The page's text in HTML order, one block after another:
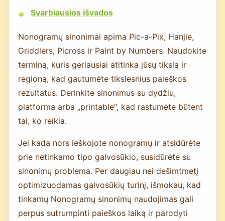
Svarbiausios išvados
Nonogramų sinonimai apima Pic-a-Pix, Hanjie,
Griddlers, Picross ir Paint by Numbers. Naudokite
terminą, kuris geriausiai atitinka jūsų tikslą ir
regioną, kad gautumėte tikslesnius paieškos
rezultatus. Derinkite sinonimus su dydžiu,
platforma arba „printable“, kad rastumėte būtent
tai, ko reikia.
Jei kada nors ieškojote nonogramų ir atsidūrėte
prie netinkamo tipo galvosūkio, susidūrėte su
sinonimų problema. Per daugiau nei dešimtmetį
optimizuodamas galvosūkių turinį, išmokau, kad
tinkamų Nonogramų sinonimų naudojimas gali
perpus sutrumpinti paieškos laiką ir parodyti